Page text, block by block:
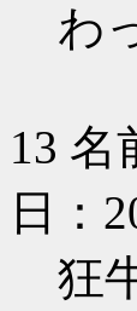
わ
13 名
日：
狂